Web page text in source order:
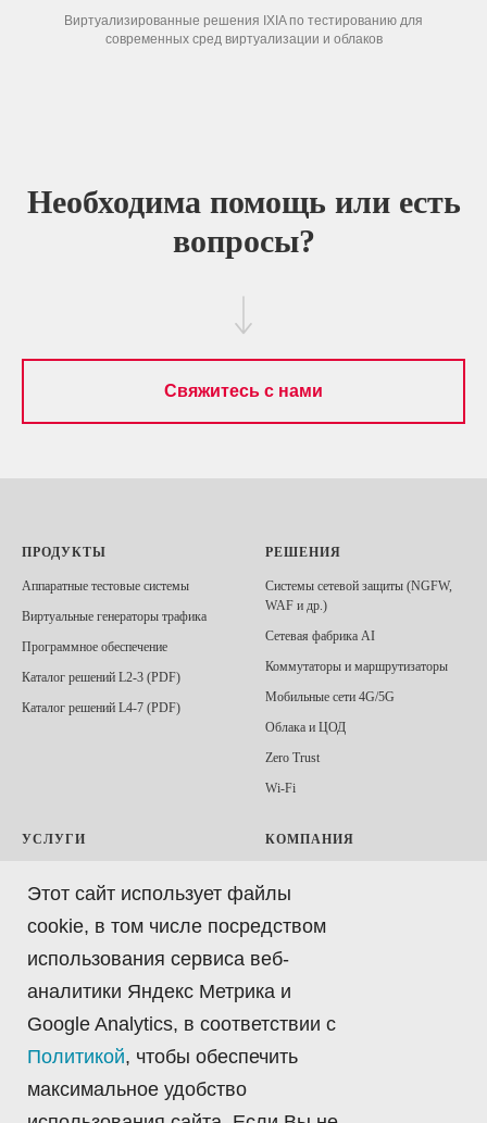
Виртуализированные решения IXIA по тестированию для
современных сред виртуализации и облаков
Необходима помощь или есть
вопросы?
Свяжитесь с нами
ПРОДУКТЫ
Аппаратные тестовые системы
Виртуальные генераторы трафика
Программное обеспечение
Каталог решений L2-3 (PDF)
Каталог решений L4-7 (PDF)
РЕШЕНИЯ
Системы сетевой защиты (NGFW,
WAF и др.)
Сетевая фабрика AI
Коммутаторы и маршрутизаторы
Мобильные сети 4G/5G
Облака и ЦОД
Zero Trust
Wi-Fi
УСЛУГИ
Облачная лаборатория
Консультации и аналитика
Методологии и сценарии
тестирования
Проведения тестирования
Подбор решений для лаборатории
КОМПАНИЯ
Контакты
Вакансии
Запрос коммерческого предложения
Запрос демонстрации
Портал технической поддержки
Портал Облачной лаборатории
Этот сайт использует файлы
cookie, в том числе посредством
использования сервиса веб-
аналитики Яндекс Метрика и
Google Analytics, в соответствии с
Политикой, чтобы обеспечить
максимальное удобство